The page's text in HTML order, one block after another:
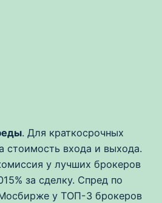
. Для краткосрочных
стоимость входа и выхода.
у лучших брокеров
за сделку. Спред по
у ТОП-3 брокеров